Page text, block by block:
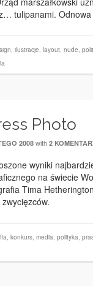
tulipanami.
, ilustracje, layout, nude,
Photo
2008 with 2
wyniki
na świecie
Tima
, konkurs, media, polityka,